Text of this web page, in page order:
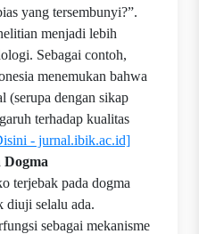
yang tersembunyi?”.
menjadi lebih
Sebagai contoh,
menemukan bahwa
(serupa dengan sikap
terhadap kualitas
- jurnal.ibik.ac.id]
Dogma
terjebak pada dogma
diuji selalu ada.
sebagai mekanisme